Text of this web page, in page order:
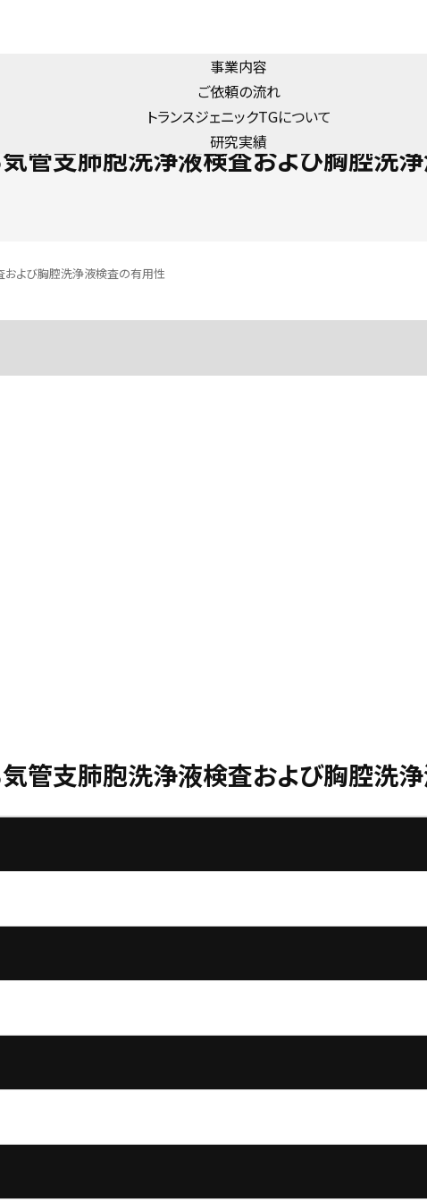
事業内容
ご依頼の流れ
トランスジェニックTGについて
研究実績
管支肺胞洗浄液検査および胸腔洗
および胸腔洗浄液検査の有用性
管支肺胞洗浄液検査および胸腔洗